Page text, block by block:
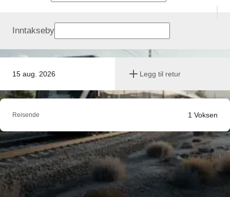
15 aug. 2026 Legg til retur
Inntakseby
Reisende 1 Voksen